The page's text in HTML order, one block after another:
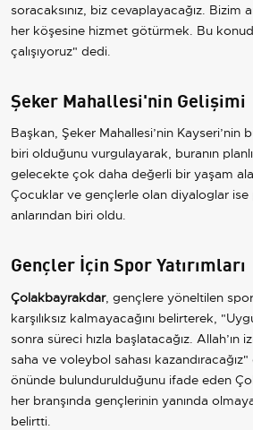
soracaksınız, biz cevaplayacağız. Bizim
her köşesine hizmet götürmek. Bu
çalışıyoruz" dedi.
Şeker Mahallesi'nin Gelişimi
Başkan, Şeker Mahallesi’nin Kayseri’nin
biri olduğunu vurgulayarak, buranın planlı
gelecekte çok daha değerli bir yaşam
Çocuklar ve gençlerle olan diyaloglar ise
anlarından biri oldu.
Gençler İçin Spor Yatırımları
Çolakbayrakdar, gençlere yöneltilen
karşılıksız kalmayacağını belirterek,
sonra süreci hızla başlatacağız. Allah’ın
saha ve voleybol sahası
önünde bulundurulduğunu ifade eden
her branşında gençlerinin yanında
belirtti.